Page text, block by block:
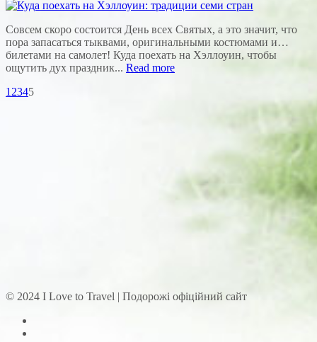
Совсем скоро состоится День всех Святых, а это значит, что
пора запасаться тыквами, оригинальными костюмами и…
билетами на самолет! Куда поехать на Хэллоуин, чтобы
ощутить дух праздник... Read more
1 2345
© 2024 I Love to Travel | Подорожі офіційний сайт